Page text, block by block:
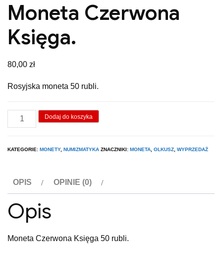
Moneta Czerwona
Księga.
80,00 zł
Rosyjska moneta 50 rubli.
ilość
Moneta
Dodaj do koszyka
KATEGORIE: MONETY, NUMIZMATYKA ZNACZNIKI: MONETA OLKUSZ WYPRZEDAŻ
OPIS OPINIE (0)
Opis
Moneta Czerwona Księga 50 rubli.